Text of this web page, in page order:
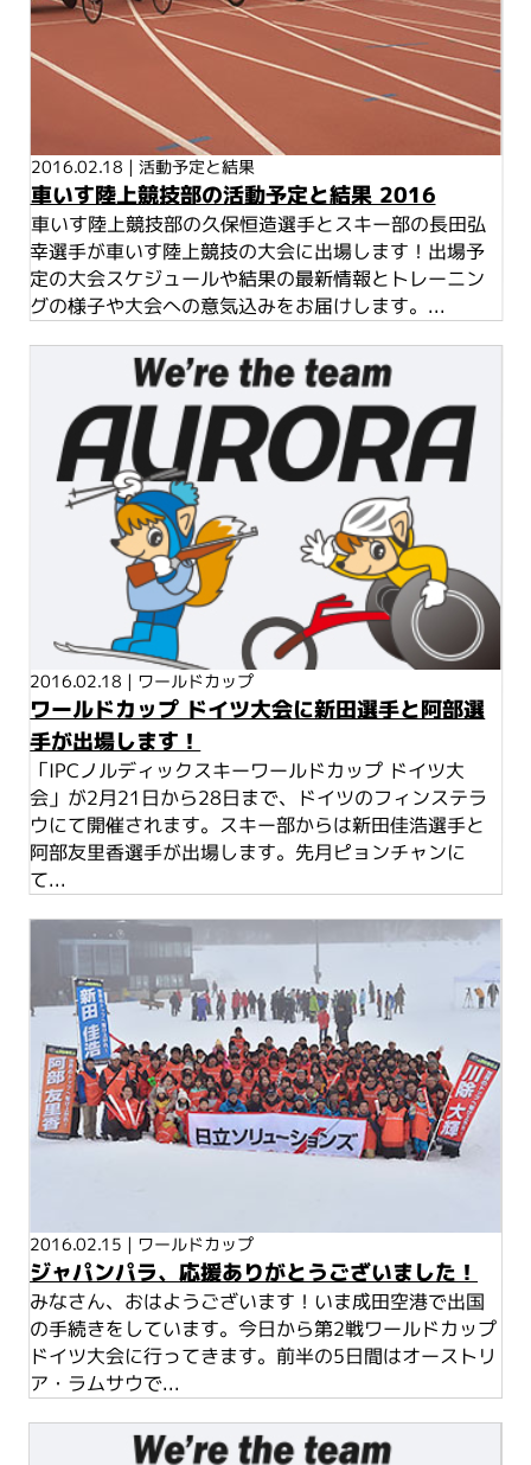
2016.02.18 | 活動予定と結果
車いす陸上競技部の活動予定と結果 2016
車いす陸上競技部の久保恒造選手とスキー部の長田弘
幸選手が車いす陸上競技の大会に出場します！出場予
定の大会スケジュールや結果の最新情報とトレーニン
グの様子や大会への意気込みをお届けします。...
2016.02.18 | ワールドカップ
ワールドカップ ドイツ大会に新田選手と阿部選
手が出場します！
「IPCノルディックスキーワールドカップ ドイツ大
会」が2月21日から28日まで、ドイツのフィンステラ
ウにて開催されます。スキー部からは新田佳浩選手と
阿部友里香選手が出場します。先月ピョンチャンに
て...
2016.02.15 | ワールドカップ
ジャパンパラ、応援ありがとうございました！
みなさん、おはようございます！いま成田空港で出国
の手続きをしています。今日から第2戦ワールドカップ
ドイツ大会に行ってきます。前半の5日間はオーストリ
ア・ラムサウで...